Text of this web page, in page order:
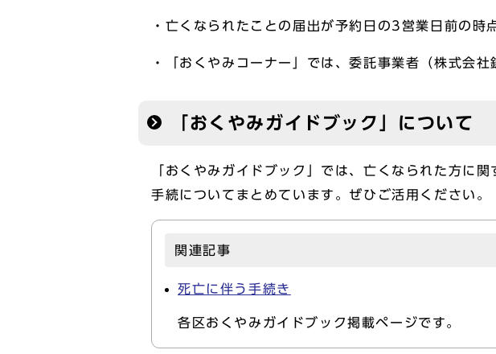
・亡くなられたことの届出が予約日の3営業日前の時
・「おくやみコーナー」では、委託事業者（株式会社
「おくやみガイドブック」について
「おくやみガイドブック」では、亡くなられた方に
手続についてまとめています。ぜひご活用ください。
関連記事
死亡に伴う手続き
各区おくやみガイドブック掲載ページです。